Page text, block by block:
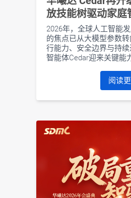
放技能树驱动家
2026年，全球人工智能
的焦点已从大模型参数
行能力、安全边界与持
智能体Cedar迎来关键能
系统能够更主动地理解
复杂任务，为家庭提供
阅读